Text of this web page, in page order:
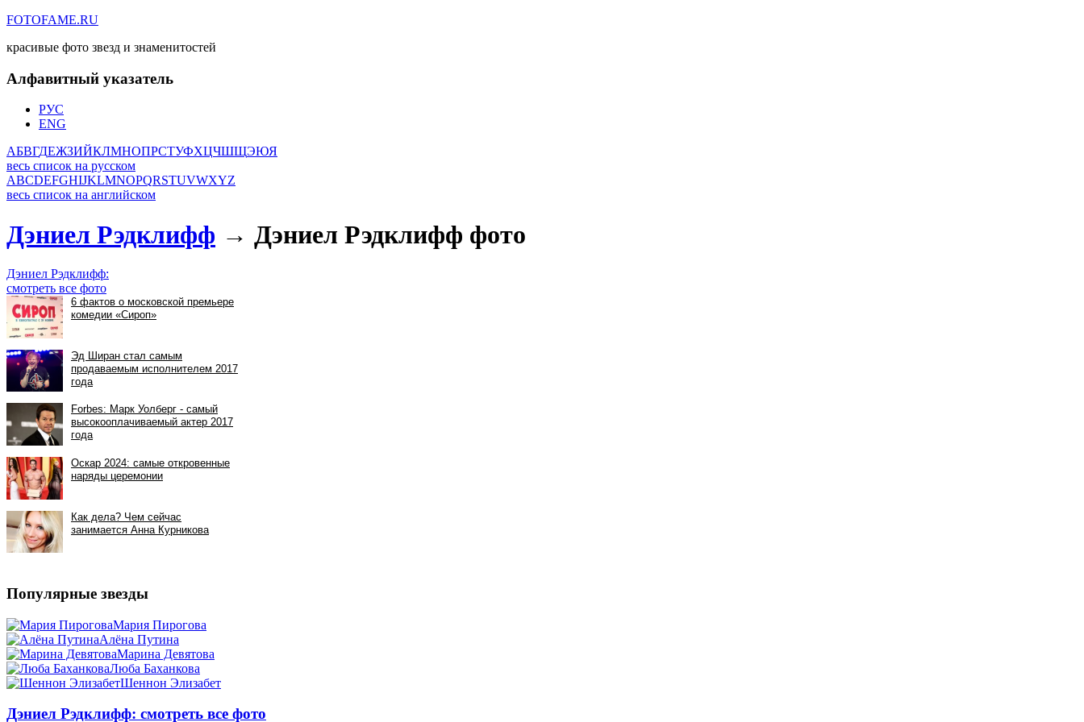
FOTOFAME.RU
красивые фото звезд и знаменитостей
Алфавитный указатель
РУС
ENG
АБВГДЕЖЗИЙКЛМНОПРСТУФХЦЧШЩЭЮЯ
весь список на русском
ABCDEFGHIJKLMNOPQRSTUVWXYZ
весь список на английском
Дэниел Рэдклифф → Дэниел Рэдклифф фото
Дэниел Рэдклифф:
смотреть все фото
Популярные звезды
Мария Пирогова
Алёна Путина
Марина Девятова
Люба Баханкова
Шеннон Элизабет
Дэниел Рэдклифф: смотреть все фото